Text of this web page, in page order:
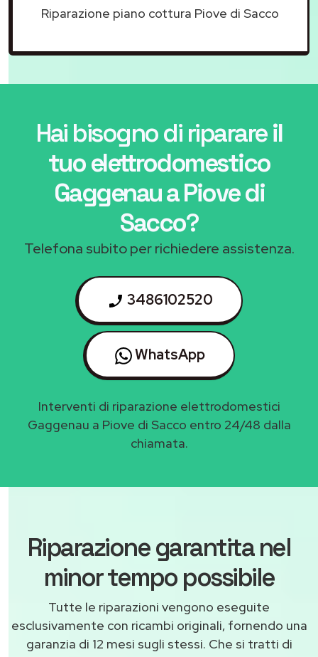
Riparazione piano cottura Piove di Sacco
Hai bisogno di riparareil
tuo elettrodomestico
Gaggenau a Piove di
Sacco?
Telefona subito per richiedere assistenza.
3486102520
WhatsApp
Interventi di riparazione elettrodomestici
Gaggenau a Piove di Sacco entro 24/48 dalla
chiamata.
Riparazione garantita nel
minor tempo possibile
Tutte le riparazioni vengono eseguite
esclusivamente con ricambi originali, fornendo una
garanzia di 12 mesi sugli stessi. Che si tratti di